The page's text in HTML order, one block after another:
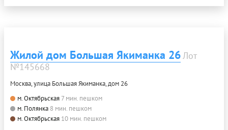
Жилой дом Большая Якиманка 26 Лот
№145668
Москва, улица Большая Якиманка, дом 26
м. Октябрьская 7 мин. пешком
м. Полянка 8 мин. пешком
м. Октябрьская 10 мин. пешком